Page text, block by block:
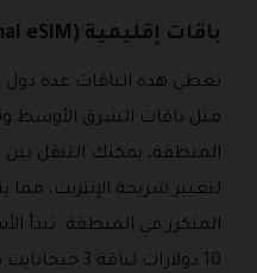
باقات إقليمية (Regional eSIM)
تغطي هذه الباقات عدة
مثل باقات الشرق الأوسط
المنطقة، يمكنك التنقل
لتغيير شريحة الإنترنت، مما
المتكرر في المنطقة. تبدأ